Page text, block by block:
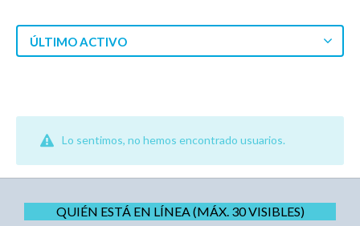
ÚLTIMO ACTIVO
Lo sentimos, no hemos encontrado usuarios.
QUIÉN ESTÁ EN LÍNEA (MÁX. 30 VISIBLES)